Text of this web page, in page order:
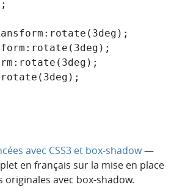
avec CSS3 et box-shadow—
en français sur la mise en place
originales avec box-shadow.